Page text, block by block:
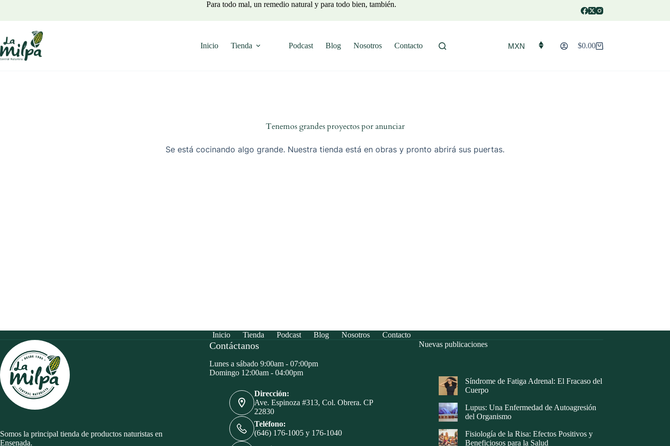
Para todo mal, un remedio natural y para todo bien, también.
Inicio Tienda Podcast Blog Nosotros Contacto MXN
Carro
$0.00
Tenemos grandes proyectos por anunciar
Se está cocinando algo grande. Nuestra tienda está en obras y pronto abrirá sus puertas.
Inicio Tienda Podcast Blog Nosotros Contacto
Somos la principal tienda de productos naturistas en
Ensenada.
Contáctanos
Lunes a sábado 9:00am - 07:00pm
Domingo 12:00am - 04:00pm
Dirección:
Ave. Espinoza #313, Col. Obrera. CP
22830
Teléfono:
(646) 176-1005 y 176-1040
Nuevas publicaciones
Síndrome de Fatiga Adrenal: El Fracaso del
Cuerpo
Lupus: Una Enfermedad de Autoagresión
del Organismo
Fisiología de la Risa: Efectos Positivos y
Beneficiosos para la Salud